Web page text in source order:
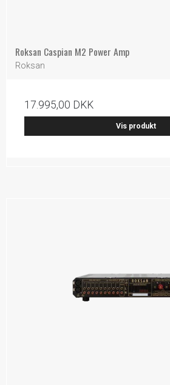
Roksan Caspian M2 Power Amp
Roksan
17.995,00 DKK
Vis produkt